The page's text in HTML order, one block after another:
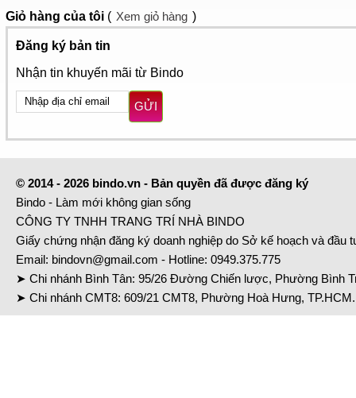
Giỏ hàng của tôi ( Xem giỏ hàng )
Đăng ký bản tin
Nhận tin khuyến mãi từ Bindo
GỬI
© 2014 - 2026 bindo.vn - Bản quyền đã được đăng ký
Bindo - Làm mới không gian sống
CÔNG TY TNHH TRANG TRÍ NHÀ BINDO
Giấy chứng nhận đăng ký doanh nghiệp do Sở kế hoạch và đầu
Email: bindovn@gmail.com - Hotline: 0949.375.775
➤ Chi nhánh Bình Tân: 95/26 Đường Chiến lược, Phường Bình
➤ Chi nhánh CMT8: 609/21 CMT8, Phường Hoà Hưng,